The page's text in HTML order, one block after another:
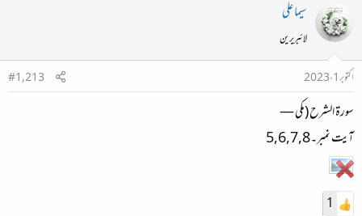
سیما علی
لائبریرین
اکتوبر 1، 2023
#1,213
سورۃ الشرح (مکی —
آیت نمبر۔5,6,7,8
1